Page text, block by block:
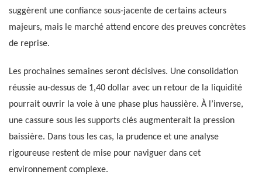
suggèrent une confiance sous-jacente de certains acteurs
majeurs, mais le marché attend encore des preuves concrètes
de reprise.
Les prochaines semaines seront décisives. Une consolidation
réussie au-dessus de 1,40 dollar avec un retour de la liquidité
pourrait ouvrir la voie à une phase plus haussière. À l’inverse,
une cassure sous les supports clés augmenterait la pression
baissière. Dans tous les cas, la prudence et une analyse
rigoureuse restent de mise pour naviguer dans cet
environnement complexe.